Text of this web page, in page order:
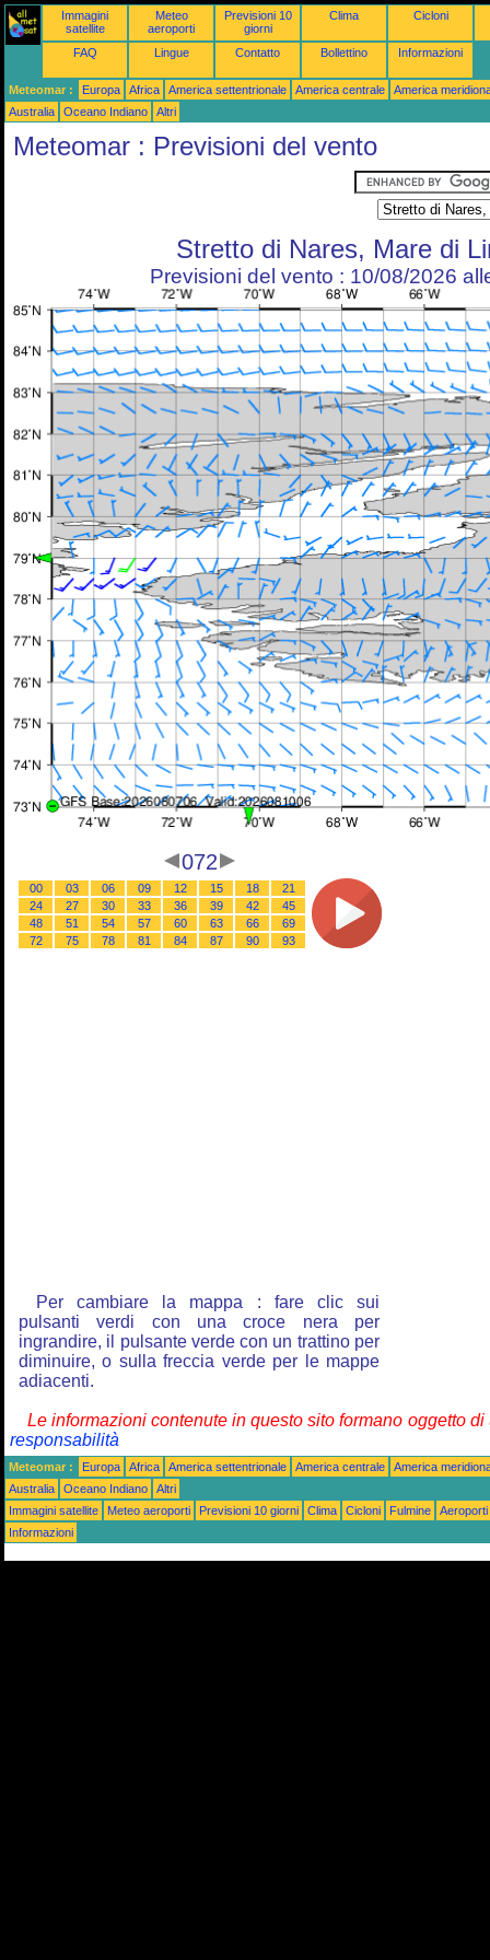
Immagini
satellite
Meteo
aeroporti
Previsioni 10
giorni
Clima Cicloni
FAQ Lingue Contatto Bollettino Informazioni
Meteomar : Europa Africa America settentrionale America centrale
America
Australia
Oceano Indiano Altri
Meteomar : Previsioni del vento
Stretto di Nares, Mare di
Previsioni del vento : 10/08/2026
072
00 03 06 09 12 15 18
21
24
27 30 33 36 39 42
45
48
51 54 57 60 63 66
69
72
75 78 81 84 87 90 93
Per cambiare la mappa : fare clic sui
pulsanti verdi con una croce nera per
ingrandire, il pulsante verde con un trattino per
diminuire, o sulla freccia verde per le mappe
adiacenti.
Le informazioni contenute in questo sito formano oggetto
responsabilità
Meteomar : Europa Africa America settentrionale America centrale
America
Australia
Oceano Indiano
Altri
Immagini satellite
Meteo aeroporti Previsioni 10 giorni Clima Cicloni Fulmine
Aeroporti
Informazioni